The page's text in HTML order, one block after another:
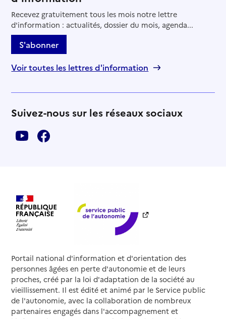
Recevez gratuitement tous les mois notre lettre
d'information : actualités, dossier du mois, agenda...
S'abonner
Voir toutes les lettres d'information
Suivez-nous sur les réseaux sociaux
Portail national d'information et d'orientation des
personnes âgées en perte d'autonomie et de leurs
proches, créé par la loi d'adaptation de la société au
vieillissement. Il est édité et animé par le Service public
de l'autonomie, avec la collaboration de nombreux
partenaires engagés dans l'accompagnement et